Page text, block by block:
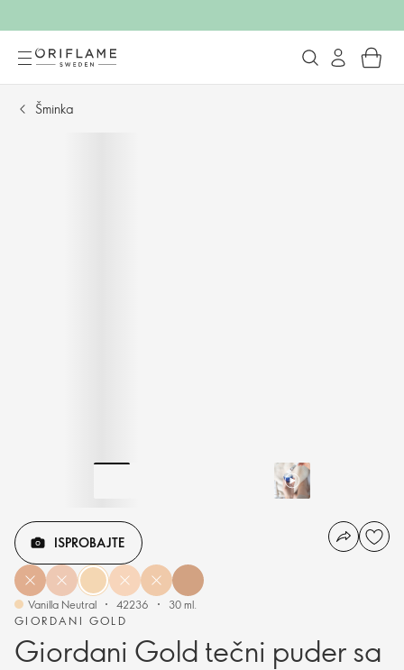
Šminka
GIORDANI GOLD
Giordani Gold tečni puder sa
ISPROBAJTE
Vanilla Neutral 42236 30 ml.